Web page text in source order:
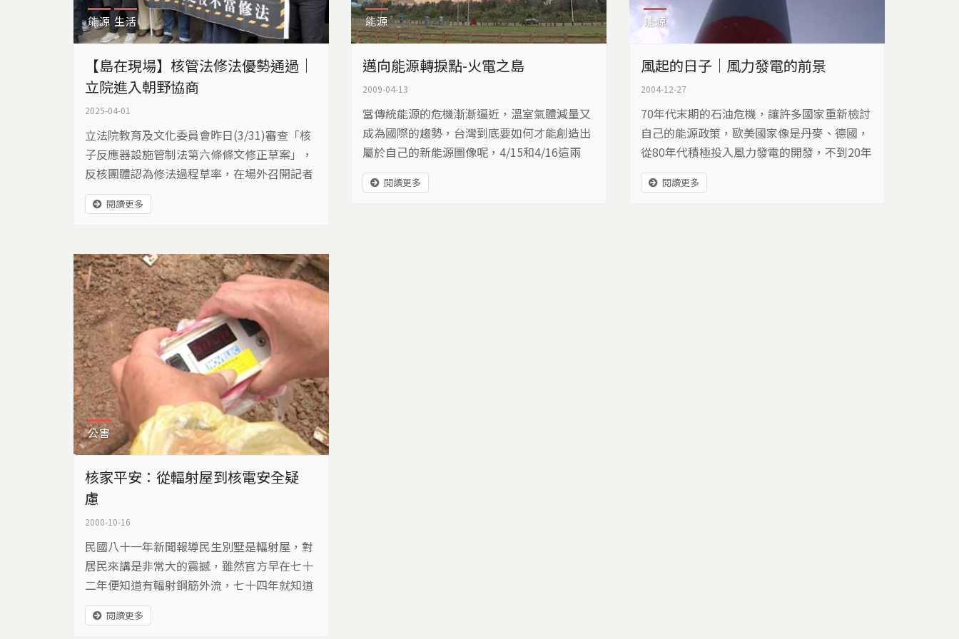
能源 生活
【島在現場】核管法修法優勢通過｜
立院進入朝野協商
2025-04-01
立法院教育及文化委員會昨日(3/31)審查「核
子反應器設施管制法第六條條文修正草案」，
反核團體認為修法過程草率，在場外召開記者
會表達抗議，場內民進黨與國眾兩黨立委對於
核電延役的安全性、核廢料處理等問題爭鋒相
優勢下，以八比七的票數決議全案保留送出委
員會，交由朝野協商。
閱讀更多
能源
邁向能源轉捩點-火電之島
2009-04-13
當傳統能源的危機漸漸逼近，溫室氣體減量又
成為國際的趨勢，台灣到底要如何才能創造出
屬於自己的新能源圖像呢，4/15和4/16這兩
天，政府即將召開全國能源會議，最後能不能
做出對於環境更友善的能源發展方向呢？
閱讀更多
能源
風起的日子｜風力發電的前景
2004-12-27
70年代末期的石油危機，讓許多國家重新檢討
自己的能源政策，歐美國家像是丹麥、德國，
從80年代積極投入風力發電的開發，不到20年
的時間，風力發電就已經有令人驚艷的成績，
也已經達到開發的規模效益。同樣屬於仰賴能
閱讀更多
公害
核家平安：從輻射屋到核電安全疑
慮
2000-10-16
民國八十一年新聞報導民生別墅是輻射屋，對
居民來講是非常大的震撼，雖然官方早在七十
二年便知道有輻射鋼筋外流，七十四年就知道
民生社區是棟輻射屋，卻在原子能委員會裁判
兼球員的情況下，掩蓋了這件事，犧牲的卻是
閱讀更多